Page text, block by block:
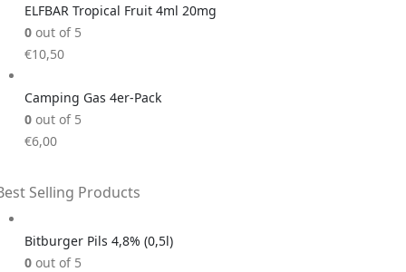
ELFBAR Tropical Fruit 4ml 20mg
0 out of 5
€10,50
Camping Gas 4er-Pack
0 out of 5
€6,00
Selling Products
Bitburger Pils 4,8% (0,5l)
0 out of 5